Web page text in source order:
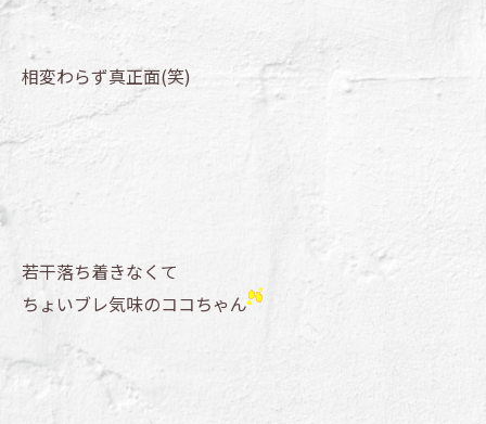
相変わらず真正面(笑)
若干落ち着きなくて
ちょいブレ気味のココちゃん